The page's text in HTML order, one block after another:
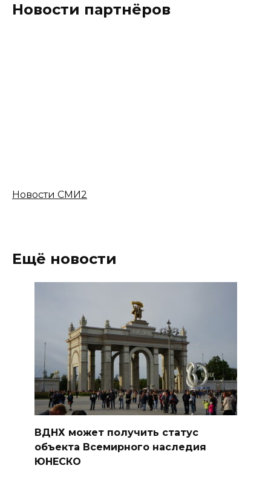
Новости партнёров
Новости СМИ2
Ещё новости
ВДНХ может получить статус
объекта Всемирного наследия
ЮНЕСКО